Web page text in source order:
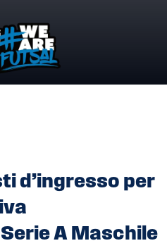
d’ingresso per
A Maschile